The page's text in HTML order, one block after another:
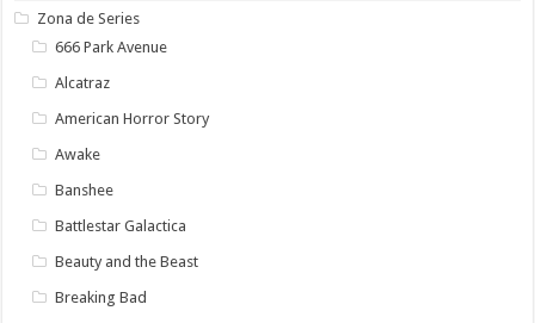
Zona de Series
666 Park Avenue
Alcatraz
American Horror Story
Awake
Banshee
Battlestar Galactica
Beauty and the Beast
Breaking Bad